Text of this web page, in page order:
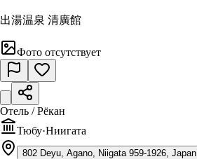
出湯温泉 清廣館
Фото отсутствует
Отель / Рёкан
Тюбу·Ниигата
802 Deyu, Agano, Niigata 959-1926, Japan